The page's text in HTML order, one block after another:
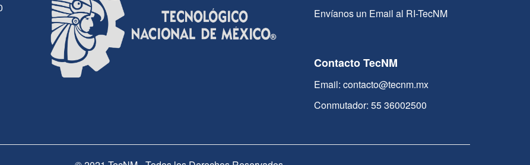
Envíanos un Email al RI-TecNM
Contacto TecNM
Email: contacto@tecnm.mx
Conmutador: 55 36002500